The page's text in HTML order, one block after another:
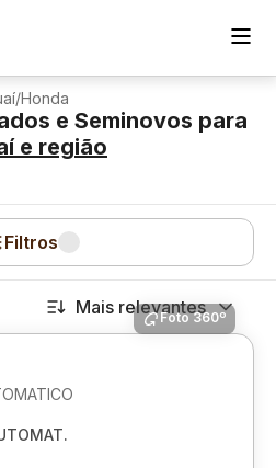
/Honda
e Seminovos para
e região
Filtros
Mais relevantes
Foto 360º